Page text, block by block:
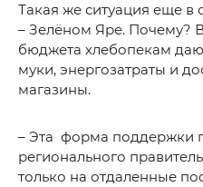
Такая же ситуация еще в
– Зелёном Яре. Почему?
бюджета хлебопекам
муки, энергозатраты и
магазины.
– Эта форма поддержки
регионального
только на отдаленные